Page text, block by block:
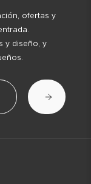
ofertas y
y diseño, y